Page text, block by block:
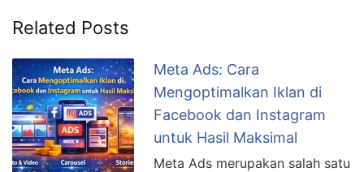
Related Posts
Meta Ads: Cara
Mengoptimalkan Iklan di
Facebook dan Instagram
untuk Hasil Maksimal
Meta Ads merupakan salah satu